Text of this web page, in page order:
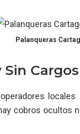
Palanqueras
cobros ocultos